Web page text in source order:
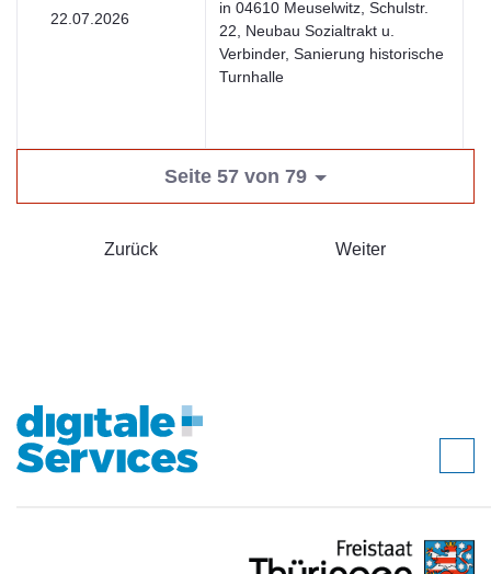
22.07.2026
in 04610 Meuselwitz, Schulstr.
22, Neubau Sozialtrakt u.
Verbinder, Sanierung historische
Turnhalle
Seite 57 von 79
Zurück Weiter